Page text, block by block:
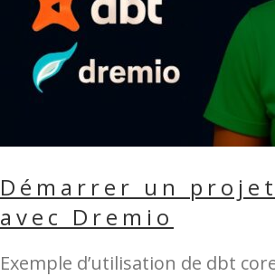
Démarrer un
avec Dremio
Exemple d’utilisation de dbt